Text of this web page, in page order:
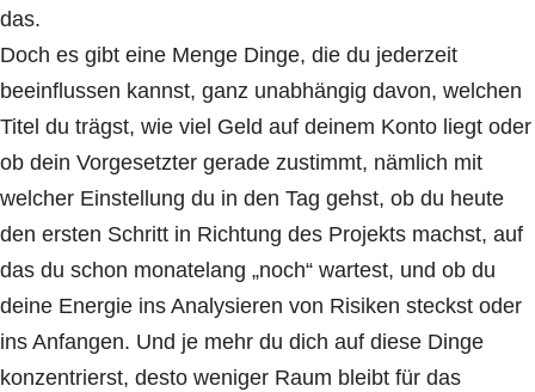
das.
Doch es gibt eine Menge Dinge, die du jederzeit
beeinflussen kannst, ganz unabhängig davon, welchen
Titel du trägst, wie viel Geld auf deinem Konto liegt oder
ob dein Vorgesetzter gerade zustimmt, nämlich mit
welcher Einstellung du in den Tag gehst, ob du heute
den ersten Schritt in Richtung des Projekts machst, auf
das du schon monatelang „noch“ wartest, und ob du
deine Energie ins Analysieren von Risiken steckst oder
ins Anfangen. Und je mehr du dich auf diese Dinge
konzentrierst, desto weniger Raum bleibt für das